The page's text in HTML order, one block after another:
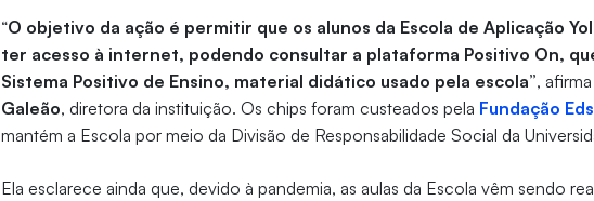
“O objetivo da ação é permitir que os alunos da Escola de Aplicação
ter acesso à internet, podendo consultar a plataforma Positivo On,
Sistema Positivo de Ensino, material didático usado pela escola”,
Galeão, diretora da instituição. Os chips foram custeados pela Fundação
mantém a Escola por meio da Divisão de Responsabilidade Social da
Ela esclarece ainda que, devido à pandemia, as aulas da Escola vêm sendo